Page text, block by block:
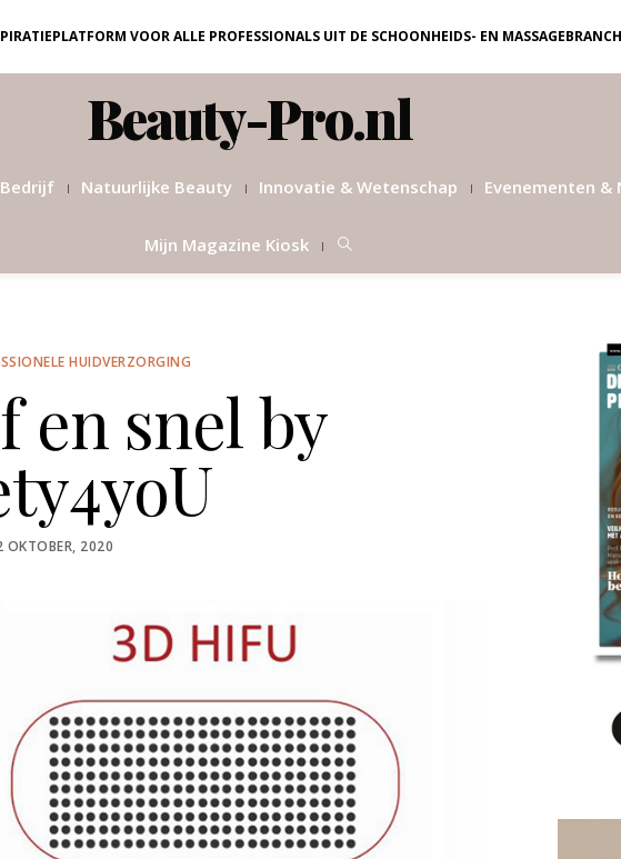
VOOR ALLE PROFESSIONALS UIT DE SCHOONHEIDS- EN
Beauty-Pro.nl
Natuurlijke Beauty Innovatie & Wetenschap Evenementen &
Mijn Magazine Kiosk
HUIDVERZORGING
en snel by
OKTOBER, 2020